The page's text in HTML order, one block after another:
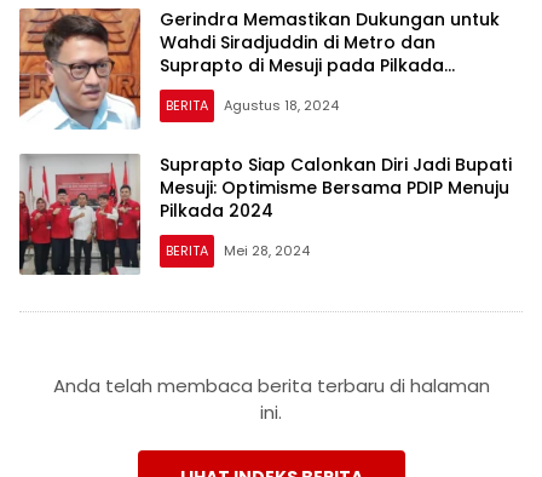
Gerindra Memastikan Dukungan untuk
Wahdi Siradjuddin di Metro dan
Suprapto di Mesuji pada Pilkada
Lampung 2024
BERITA Agustus 18, 2024
Suprapto Siap Calonkan Diri Jadi Bupati
Mesuji: Optimisme Bersama PDIP Menuju
Pilkada 2024
BERITA Mei 28, 2024
Anda telah membaca berita terbaru di halaman
ini.